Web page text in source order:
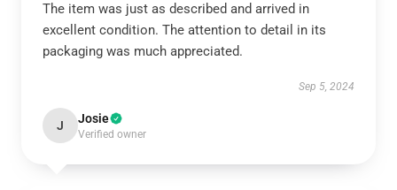
The item was just as described and arrived in
excellent condition. The attention to detail in its
packaging was much appreciated.
Sep 5, 2024
J Josie
Verified owner